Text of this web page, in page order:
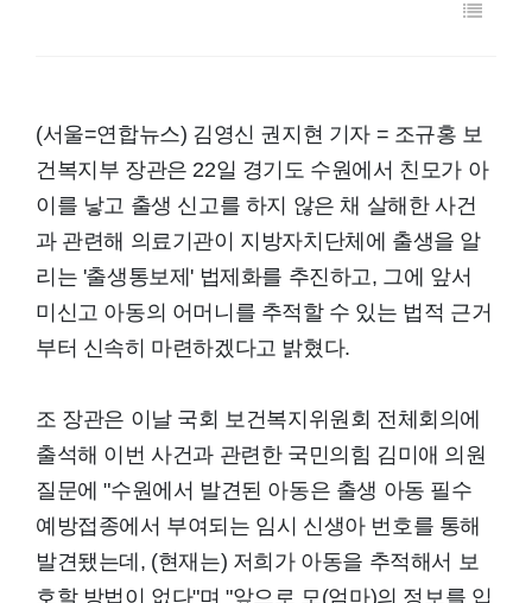
(서울=연합뉴스) 김영신 권지현 기자 = 조규홍 보
건복지부 장관은 22일 경기도 수원에서 친모가 아
이를 낳고 출생 신고를 하지 않은 채 살해한 사건
과 관련해 의료기관이 지방자치단체에 출생을 알
리는 '출생통보제' 법제화를 추진하고, 그에 앞서
미신고 아동의 어머니를 추적할 수 있는 법적 근거
부터 신속히 마련하겠다고 밝혔다.
조 장관은 이날 국회 보건복지위원회 전체회의에
출석해 이번 사건과 관련한 국민의힘 김미애 의원
질문에 "수원에서 발견된 아동은 출생 아동 필수
예방접종에서 부여되는 임시 신생아 번호를 통해
발견됐는데, (현재는) 저희가 아동을 추적해서 보
호할 방법이 없다"며 "앞으로 모(엄마)의 정보를 입